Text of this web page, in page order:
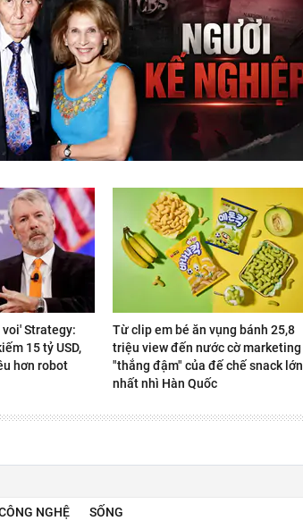
Strategy:
15 tỷ USD,
hơn robot
Từ clip em bé ăn vụng bánh 25,8
triệu view đến nước cờ marketing
"thắng đậm" của đế chế snack lớn
nhất nhì Hàn Quốc
NGHỆ SỐNG